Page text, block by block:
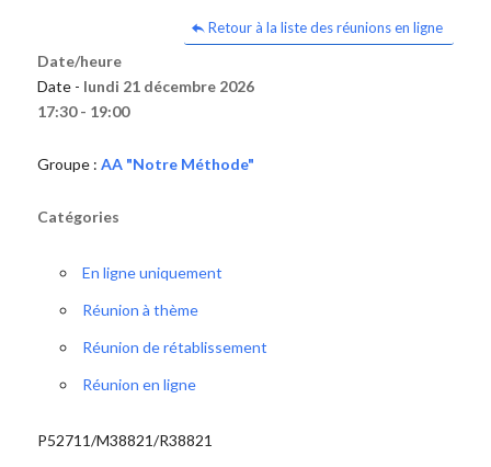
Retour à la liste des réunions en ligne
Date/heure
Date - lundi 21 décembre 2026
17:30 - 19:00
Groupe : AA "Notre Méthode"
Catégories
En ligne uniquement
Réunion à thème
Réunion de rétablissement
Réunion en ligne
P52711/M38821/R38821